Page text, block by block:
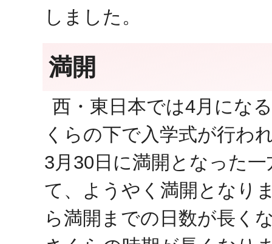
しました。
満開
西・東日本では4月にな
くらの下で入学式が行わ
3月30日に満開となった
て、ようやく満開となり
ら満開までの日数が長く